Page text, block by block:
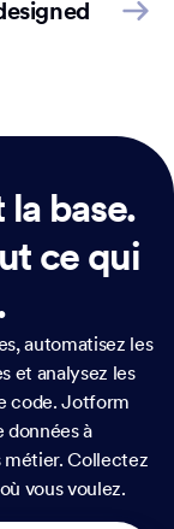
base.
ce qui
automatisez les
et analysez les
code. Jotform
données à
métier. Collectez
vous voulez.